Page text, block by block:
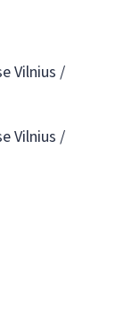
Vilnius /
Vilnius /